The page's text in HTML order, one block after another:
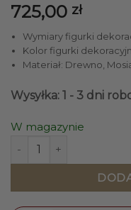
725,00 zł
Wymiary figurki
Kolor figurki
Materiał: Drewno,
Wysyłka: 1 - 3 dni
W magazynie
ilość FIGURKA